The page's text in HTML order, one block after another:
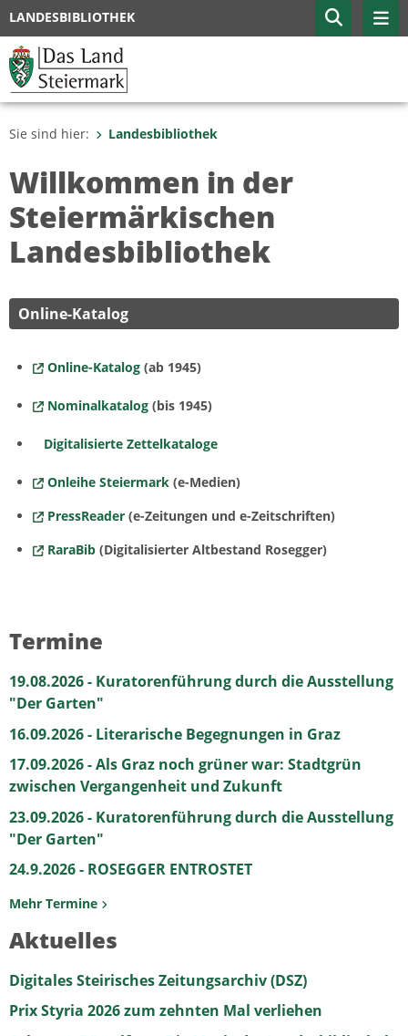
LANDESBIBLIOTHEK
Sie sind hier: Landesbibliothek
Willkommen in der
Steiermärkischen
Landesbibliothek
Online-Katalog
Online-Katalog (ab 1945)
Nominalkatalog (bis 1945)
Digitalisierte Zettelkataloge
Onleihe Steiermark (e-Medien)
PressReader (e-Zeitungen und e-Zeitschriften)
RaraBib (Digitalisierter Altbestand Rosegger)
Termine
19.08.2026 - Kuratorenführung durch die Ausstellung
"Der Garten"
16.09.2026 - Literarische Begegnungen in Graz
17.09.2026 - Als Graz noch grüner war: Stadtgrün
zwischen Vergangenheit und Zukunft
23.09.2026 - Kuratorenführung durch die Ausstellung
"Der Garten"
24.9.2026 - ROSEGGER ENTROSTET
Mehr Termine
Aktuelles
Digitales Steirisches Zeitungsarchiv (DSZ)
Prix Styria 2026 zum zehnten Mal verliehen